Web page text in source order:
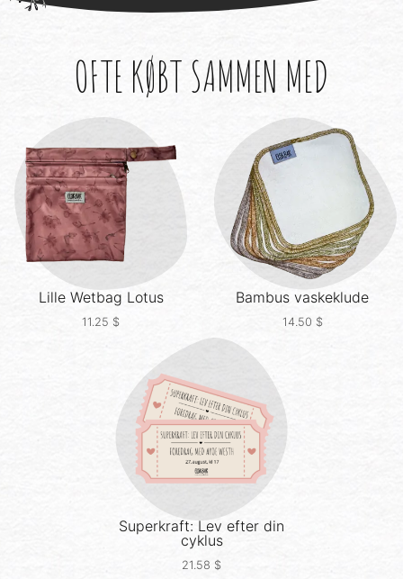
OFTE KØBT SAMMEN MED
Lille Wetbag Lotus
11.25 $
Bambus vaskeklude
14.50 $
Superkraft: Lev efter din
cyklus
21.58 $